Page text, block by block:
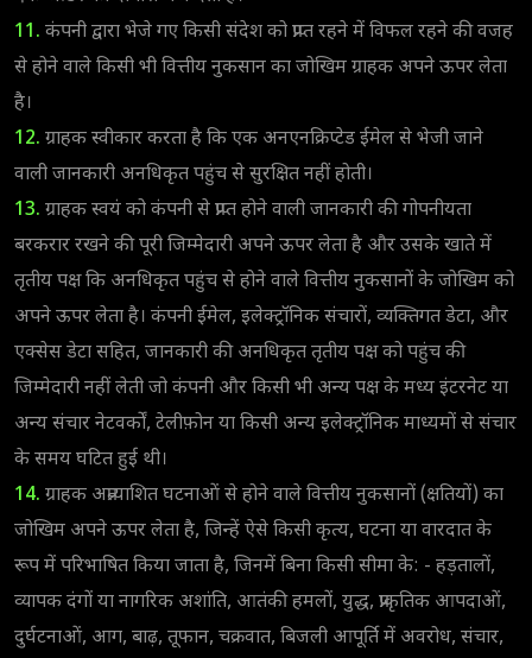
11. कंपनी द्वारा भेजे गए किसी संदेश को प्राप्त रहने में विफल रहने की वजह
से होने वाले किसी भी वित्तीय नुकसान का जोखिम ग्राहक अपने ऊपर लेता
है।
12. ग्राहक स्वीकार करता है कि एक अनएनक्रिप्टेड ईमेल से भेजी जाने
वाली जानकारी अनधिकृत पहुंच से सुरक्षित नहीं होती।
13. ग्राहक स्वयं को कंपनी से प्राप्त होने वाली जानकारी की गोपनीयता
बरकरार रखने की पूरी जिम्मेदारी अपने ऊपर लेता है और उसके खाते में
तृतीय पक्ष कि अनधिकृत पहुंच से होने वाले वित्तीय नुकसानों के जोखिम को
अपने ऊपर लेता है। कंपनी ईमेल, इलेक्ट्रॉनिक संचारों, व्यक्तिगत डेटा, और
एक्सेस डेटा सहित, जानकारी की अनधिकृत तृतीय पक्ष को पहुंच की
जिम्मेदारी नहीं लेती जो कंपनी और किसी भी अन्य पक्ष के मध्य इंटरनेट या
अन्य संचार नेटवर्कों, टेलीफ़ोन या किसी अन्य इलेक्ट्रॉनिक माध्यमों से संचार
के समय घटित हुई थी।
14. ग्राहक अप्रत्याशित घटनाओं से होने वाले वित्तीय नुकसानों (क्षतियों) का
जोखिम अपने ऊपर लेता है, जिन्हें ऐसे किसी कृत्य, घटना या वारदात के
रूप में परिभाषित किया जाता है, जिनमें बिना किसी सीमा के: - हड़तालों,
व्यापक दंगों या नागरिक अशांति, आतंकी हमलों, युद्ध, प्राकृतिक आपदाओं,
दुर्घटनाओं, आग, बाढ़, तूफान, चक्रवात, बिजली आपूर्ति में अवरोध, संचार,